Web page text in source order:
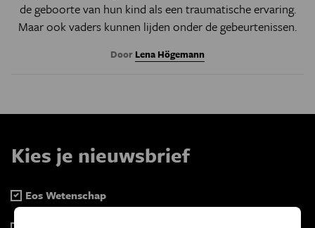
de geboorte van hun kind als een traumatische ervaring.
Maar ook vaders kunnen lijden onder de gebeurtenissen.
Door Lena Högemann
Kies je nieuwsbrief
Eos Wetenschap
2 x week